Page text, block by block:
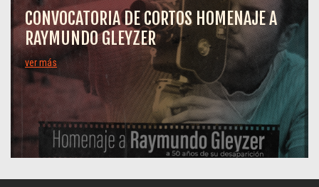
CONVOCATORIA DE CORTOS HOMENAJE A
RAYMUNDO GLEYZER
ver más